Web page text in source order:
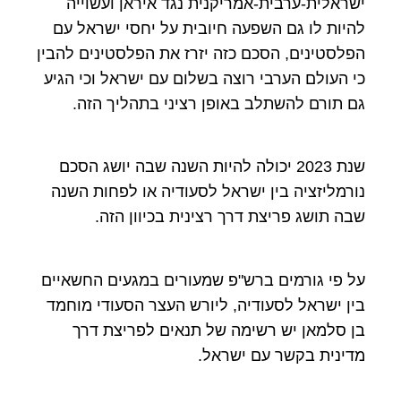
להיות לו גם השפעה חיובית על יחסי ישראל עם
הפלסטינים, הסכם כזה יזרז את הפלסטינים להבין
כי העולם הערבי רוצה בשלום עם ישראל וכי הגיע
גם תורם להשתלב באופן רציני בתהליך הזה.
שנת 2023 יכולה להיות השנה שבה יושג הסכם
נורמליזציה בין ישראל לסעודיה או לפחות השנה
שבה תושג פריצת דרך רצינית בכיוון הזה.
על פי גורמים ברש"פ שמעורים במגעים החשאיים
בין ישראל לסעודיה, ליורש העצר הסעודי מוחמד
בן סלמאן יש רשימה של תנאים לפריצת דרך
מדינית בקשר עם ישראל.